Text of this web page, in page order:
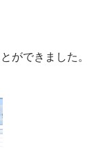
ができました。